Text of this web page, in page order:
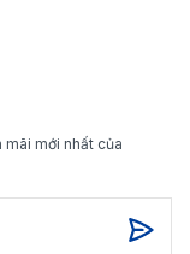
mới nhất của